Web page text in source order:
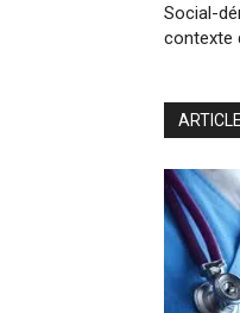
Social-
contexte